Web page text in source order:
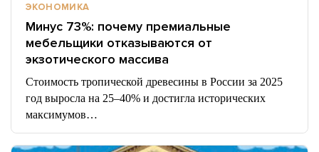
ЭКОНОМИКА
Минус 73%: почему премиальные
мебельщики отказываются от
экзотического массива
Стоимость тропической древесины в России за 2025
год выросла на 25–40% и достигла исторических
максимумов…